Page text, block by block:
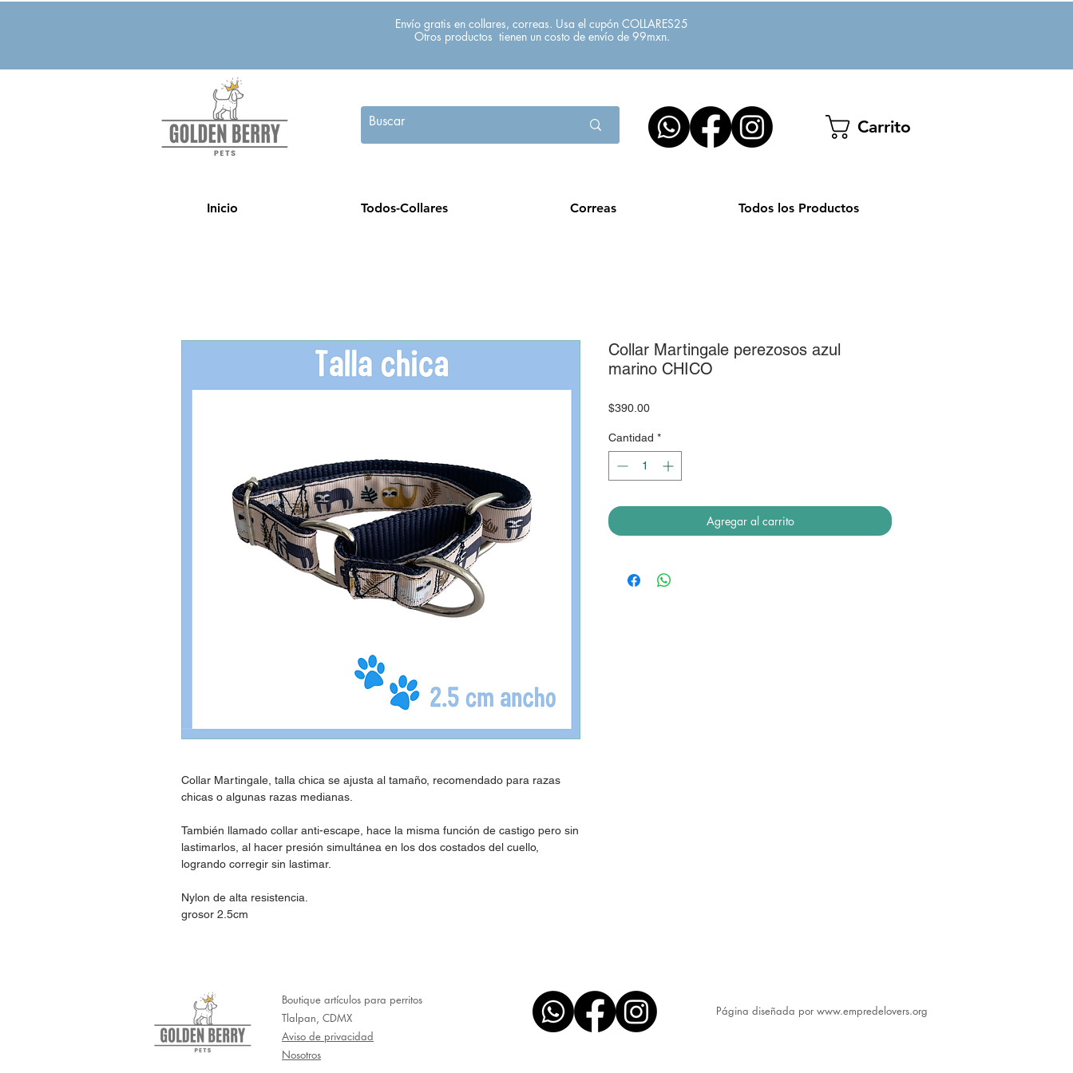
Envío gratis en collares, correas. Usa el cupón COLLARES25
Otros productos tienen un costo de envío de 99mxn.
Carrito
Inicio Todos-Collares Correas Todos los Productos
Collar Martingale, talla chica se ajusta al tamaño, recomendado para razas
chicas o algunas razas medianas.
También llamado collar anti-escape, hace la misma función de castigo pero sin
lastimarlos, al hacer presión simultánea en los dos costados del cuello,
logrando corregir sin lastimar.
Nylon de alta resistencia.
grosor 2.5cm
Collar Martingale perezosos azul
marino CHICO
$390.00Precio
Cantidad *
Agregar al carrito
Boutique artículos para perritos
Tlalpan, CDMX
Aviso de privacidad
Nosotros
​Página diseñada por www.empredelovers.org